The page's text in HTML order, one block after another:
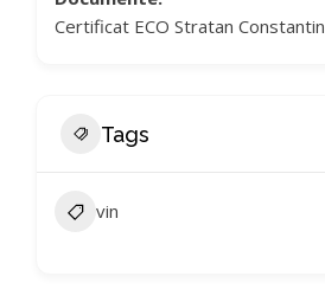
Certificat ECO Stratan Constantin
Tags
vin